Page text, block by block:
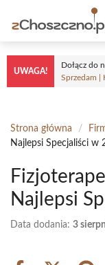
treści
UWAGA!
Dołącz do
Sprzedam |
Strona główna /
Najlepsi Specjaliści w
Najlepsi
Data dodania: 3